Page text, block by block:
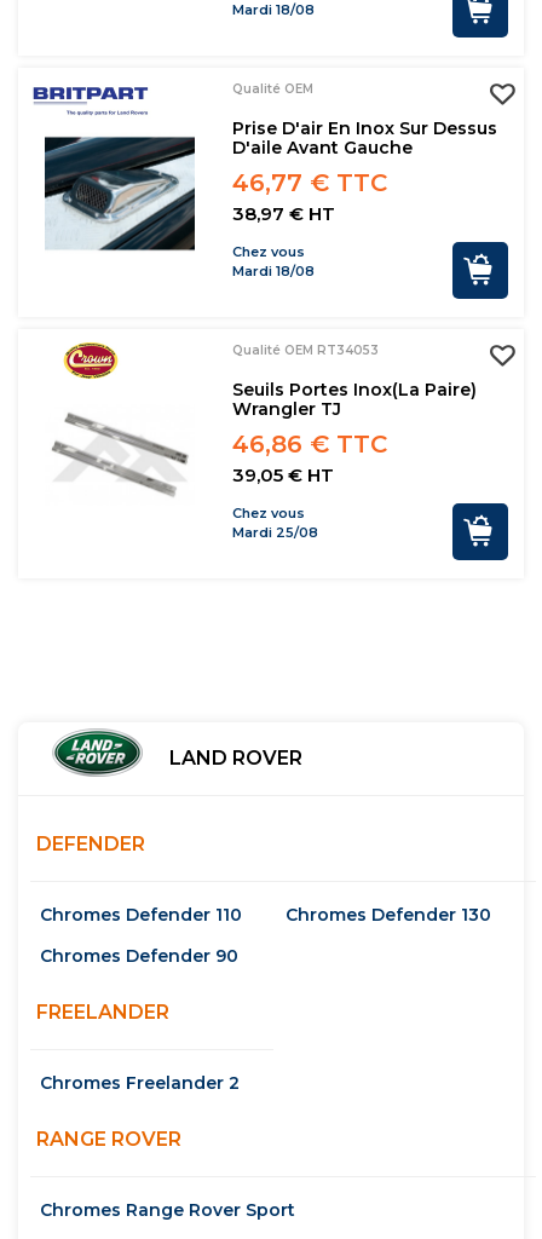
Mardi 18/08
Qualité OEM
Prise D'air En Inox Sur Dessus
D'aile Avant Gauche
46,77 € TTC
38,97 € HT
Chez vous
Mardi 18/08
Qualité OEM RT34053
Seuils Portes Inox(la Paire)
Wrangler TJ
46,86 € TTC
39,05 € HT
Chez vous
Mardi 25/08
LAND ROVER
DEFENDER
Chromes Defender 110
Chromes Defender 130
Chromes Defender 90
FREELANDER
Chromes Freelander 2
RANGE ROVER
Chromes Range Rover Sport